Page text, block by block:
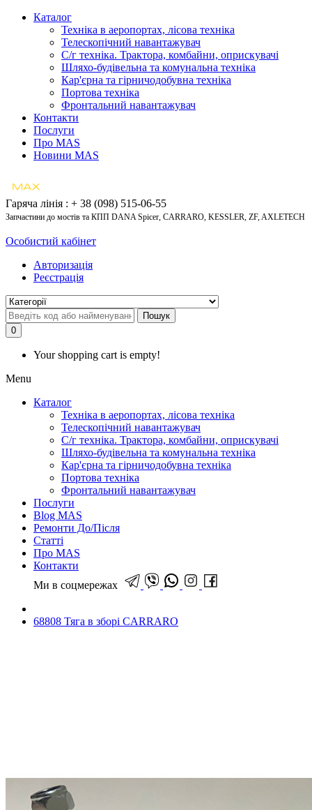
Каталог
Техніка в аеропортах, лісова техніка
Телескопічний навантажувач
С/г техніка. Трактора, комбайни, оприскувачі
Шляхо-будівельна та комунальна техніка
Кар'єрна та гірничодобувна техніка
Портова техніка
Фронтальний навантажувач
Контакти
Послуги
Про MAS
Новини MAS
Гаряча лінія : + 38 (098) 515-06-55
Запчастини до мостів та КПП DANA Spicer, CARRARO, KESSLER, ZF, AXLETECH
Особистий кабінет
Авторизація
Реєстрація
Пошук
0
Your shopping cart is empty!
Menu
Каталог
Техніка в аеропортах, лісова техніка
Телескопічний навантажувач
С/г техніка. Трактора, комбайни, оприскувачі
Шляхо-будівельна та комунальна техніка
Кар'єрна та гірничодобувна техніка
Портова техніка
Фронтальний навантажувач
Послуги
Blog MAS
Ремонти До/Після
Статті
Про MAS
Контакти
Ми в соцмережах
68808 Тяга в зборі CARRARO